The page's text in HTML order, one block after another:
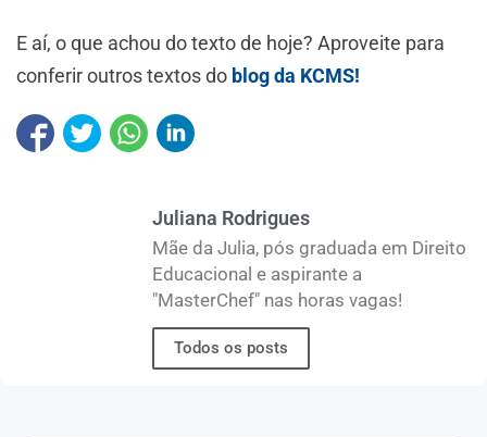
E aí, o que achou do texto de hoje? Aproveite para
conferir outros textos do blog da KCMS!
Juliana Rodrigues
Mãe da Julia, pós graduada em Direito
Educacional e aspirante a
"MasterChef" nas horas vagas!
Todos os posts